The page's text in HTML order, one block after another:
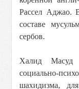
Рассел Аджао.
составе
сербов.
Халид Масуд
социально-
шахидизма,